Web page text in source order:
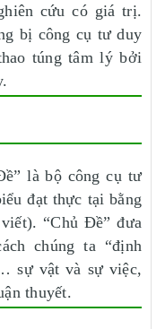
cứu có giá trị.
bị công cụ tư duy
túng tâm lý bởi
là bộ công cụ tư
đạt thực tại bằng
“Chủ Đề” đưa
chúng ta “định
sự vật và sự việc,
thuyết.